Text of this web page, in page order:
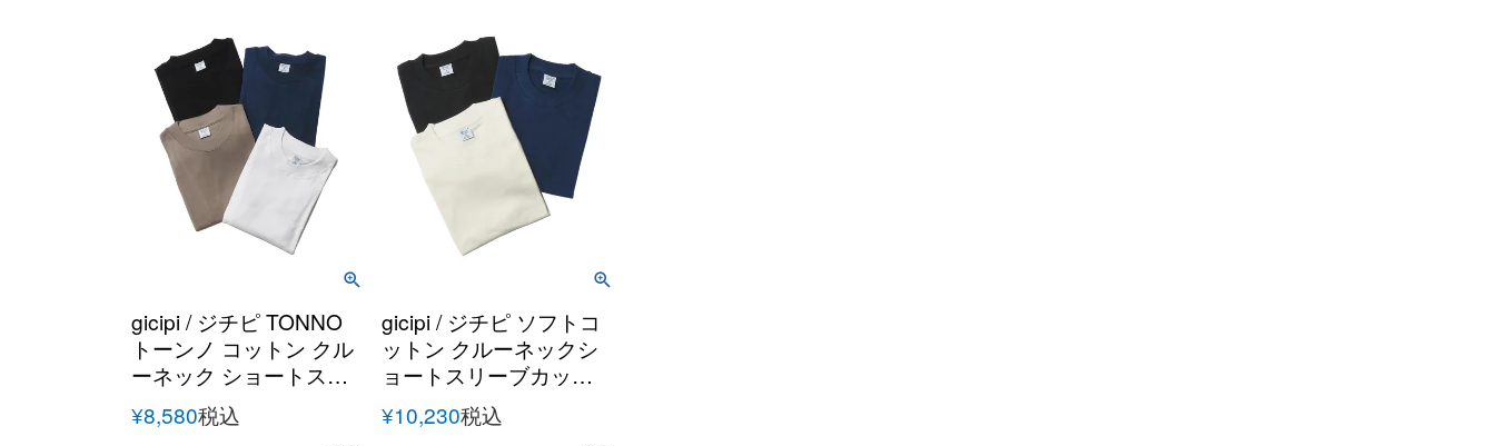
gicipi / ジチピ TONNO
トーンノ コットン クル
ーネック ショートスリ
ーブカットソー
¥8,580税込
gicipi / ジチピ ソフトコ
ットン クルーネックシ
ョートスリーブカット
¥10,230税込